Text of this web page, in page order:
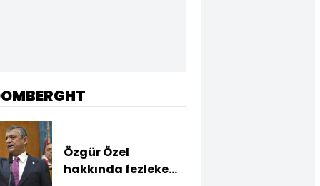
Özgür Özel
hakkında fezleke